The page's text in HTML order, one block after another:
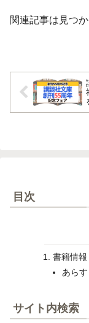
関連記事は見つ
目次
書籍情報
あらす
サイト内検索